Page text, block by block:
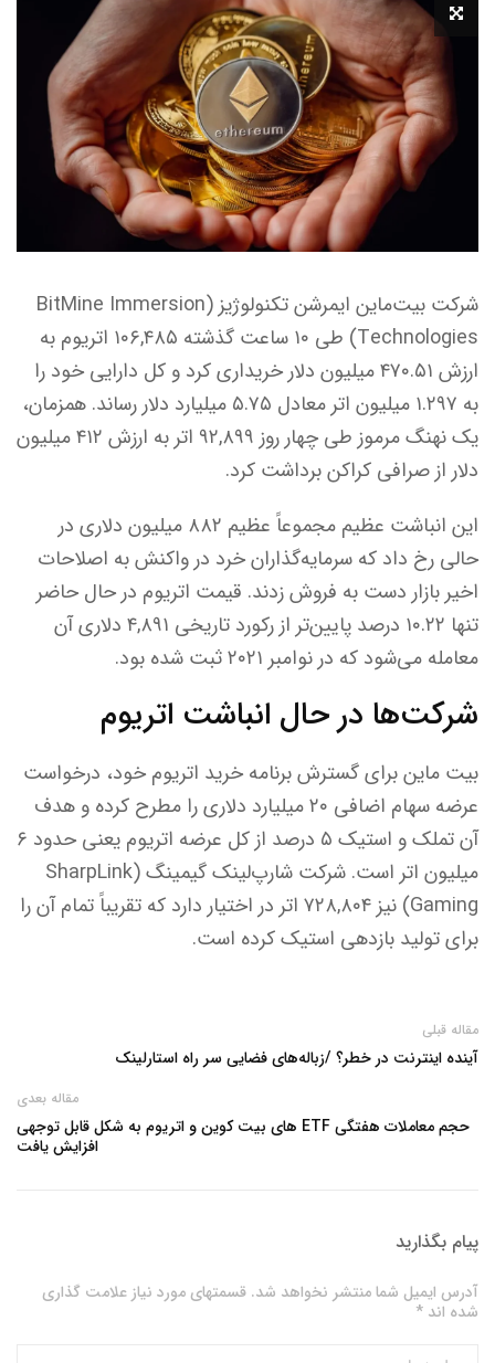
شرکت بیت‌ماین ایمرشن تکنولوژیز (BitMine Immersion
Technologies) طی ۱۰ ساعت گذشته ۱۰۶,۴۸۵ اتریوم به
ارزش ۴۷۰.۵۱ میلیون دلار خریداری کرد و کل دارایی خود را
به ۱.۲۹۷ میلیون اتر معادل ۵.۷۵ میلیارد دلار رساند. همزمان،
یک نهنگ مرموز طی چهار روز ۹۲,۸۹۹ اتر به ارزش ۴۱۲ میلیون
دلار از صرافی کراکن برداشت کرد.
این انباشت عظیم مجموعاً عظیم ۸۸۲ میلیون دلاری در
حالی رخ داد که سرمایه‌گذاران خرد در واکنش به اصلاحات
اخیر بازار دست به فروش زدند. قیمت اتریوم در حال حاضر
تنها ۱۰.۲۲ درصد پایین‌تر از رکورد تاریخی ۴,۸۹۱ دلاری آن
معامله می‌شود که در نوامبر ۲۰۲۱ ثبت شده بود.
شرکت‌ها در حال انباشت اتریوم
بیت ماین برای گسترش برنامه خرید اتریوم خود، درخواست
عرضه سهام اضافی ۲۰ میلیارد دلاری را مطرح کرده و هدف
آن تملک و استیک ۵ درصد از کل عرضه اتریوم یعنی حدود ۶
میلیون اتر است. شرکت شارپ‌لینک گیمینگ (SharpLink
Gaming) نیز ۷۲۸,۸۰۴ اتر در اختیار دارد که تقریباً تمام آن را
برای تولید بازدهی استیک کرده است.
مقاله قبلی
آینده اینترنت در خطر؟ /زباله‌های فضایی سر راه استارلینک
مقاله بعدی
حجم معاملات هفتگی ETF های بیت کوین و اتریوم به شکل قابل توجهی
افزایش یافت
پیام بگذارید
آدرس ایمیل شما منتشر نخواهد شد. قسمتهای مورد نیاز علامت گذاری
شده اند *